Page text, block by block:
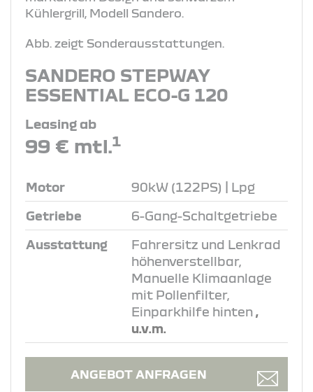
Abb. zeigt Sonderausstattungen.
SANDERO STEPWAY
ESSENTIAL ECO-G 120
Leasing ab
99 € mtl.1
Motor 90kW (122PS) | Lpg
Getriebe 6-Gang-Schaltgetriebe
Ausstattung
Fahrersitz und Lenkrad
höhenverstellbar,
Manuelle Klimaanlage
mit Pollenfilter,
Einparkhilfe hinten ,
u.v.m.
ANGEBOT ANFRAGEN